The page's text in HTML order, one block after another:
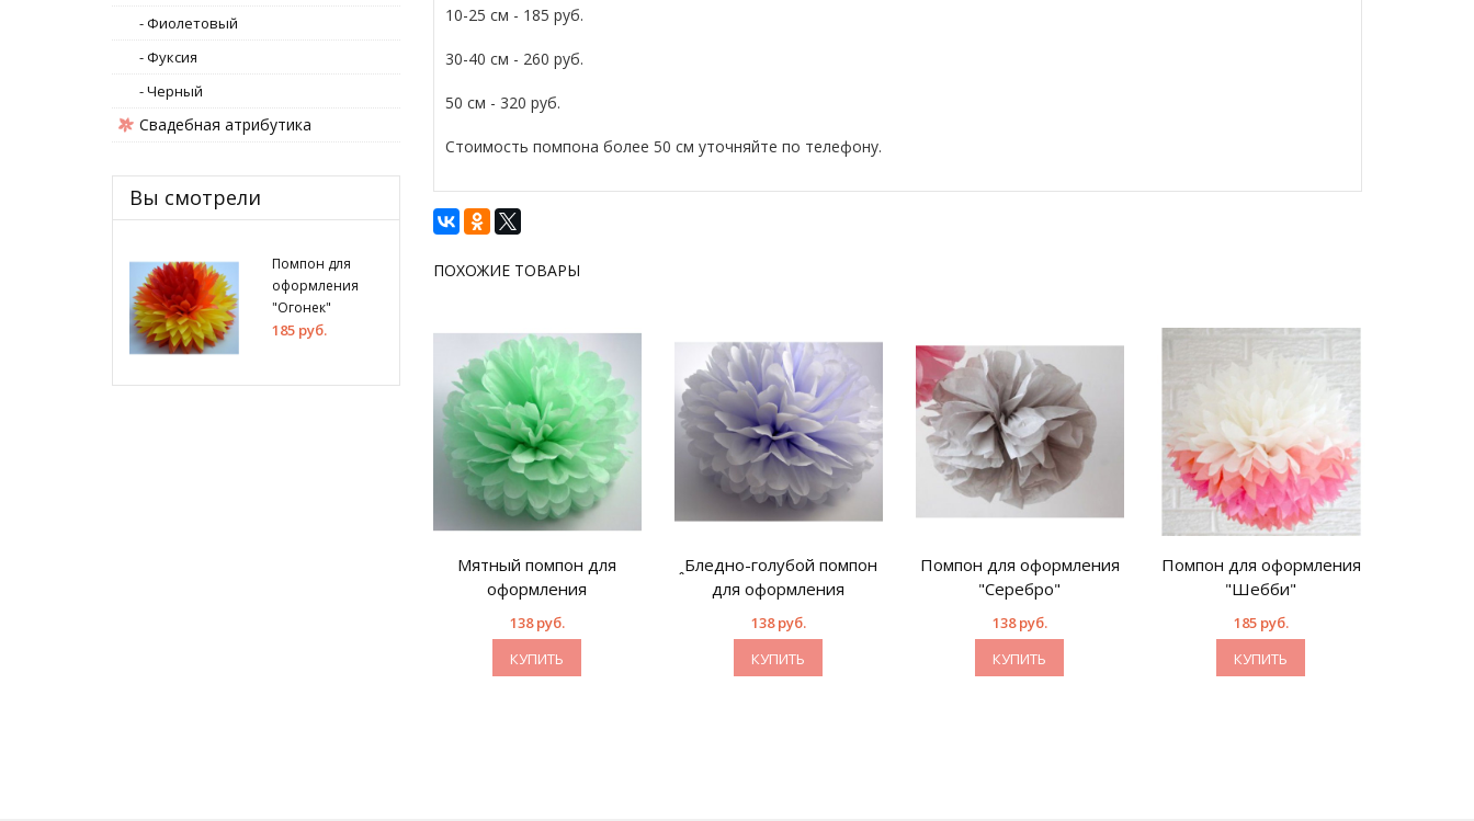
- Фиолетовый
- Фуксия
- Черный
Свадебная атрибутика
Вы смотрели
Помпон для
оформления
"Огонек"
185 руб.
10-25 см - 185 руб.
30-40 см - 260 руб.
50 см - 320 руб.
Стоимость помпона более 50 см уточняйте по телефону.
ПОХОЖИЕ ТОВАРЫ
Мятный помпон для
оформления
138 руб.
КУПИТЬ
ꞈБледно-голубой помпон
для оформления
138 руб.
КУПИТЬ
Помпон для оформления
"Серебро"
138 руб.
КУПИТЬ
Помпон для оформления
"Шебби"
185 руб.
КУПИТЬ